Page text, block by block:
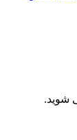
شوید.